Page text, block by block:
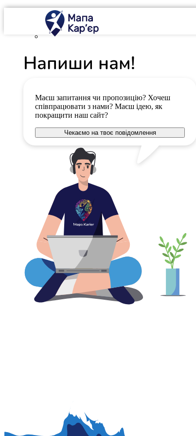
Mapa Karier v 4.0.0
Напиши нам!
Маєш запитання чи пропозицію? Хочеш
співпрацювати з нами? Маєш ідею, як
покращити наш сайт?
Чекаємо на твоє повідомлення